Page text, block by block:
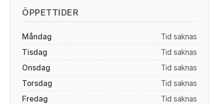
ÖPPETTIDER
Måndag
Tid saknas
Tisdag
Tid saknas
Onsdag
Tid saknas
Torsdag
Tid saknas
Fredag
Tid saknas